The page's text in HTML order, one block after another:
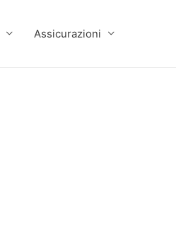
Assicurazioni